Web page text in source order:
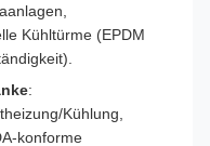
Kühltürme (EPDM
:
Kühlung,
konforme